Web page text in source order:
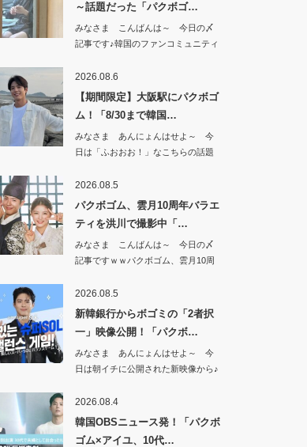
～話題だった「パクボゴ…
みなさま こんばんは～ 今日の〆
記事です♪韓国のファンコミュニティ
2026.08.6
【期間限定】大阪駅にパクボゴ
ム！「8/30まで韓国…
みなさま あんにょんはせよ～ 今
日は「ふおおお！」なこちらの話題
2026.08.5
パクボゴム、雲月10周年バラエ
ティを洪川で撮影中「…
みなさま こんばんは～ 今日の〆
記事ですｗｗパクボゴム、雲月10周
2026.08.5
新韓銀行からボゴミの「2者択
一」映像公開！「パクボ…
みなさま あんにょんはせよ～ 今
日は朝イチに公開された新映像から♪
2026.08.4
韓国OBSニュース発！「パクボ
ゴム×アイユ、10代…